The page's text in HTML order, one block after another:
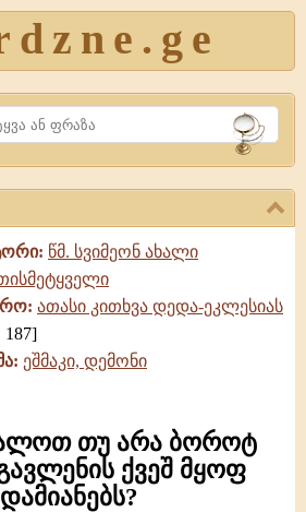
წმ. სვიმეონ ახალი
ათასი კითხვა დედა-ეკლესიას
187]
ეშმაკი, დემონი
თუ არა ბოროტ
ქვეშ მყოფ